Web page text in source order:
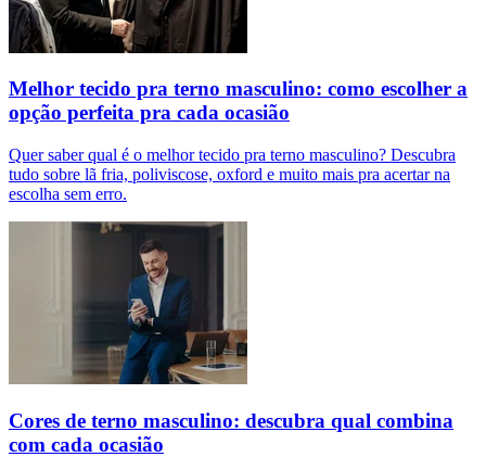
Melhor tecido pra terno masculino: como escolher a
opção perfeita pra cada ocasião
Quer saber qual é o melhor tecido pra terno masculino? Descubra
tudo sobre lã fria, poliviscose, oxford e muito mais pra acertar na
escolha sem erro.
Cores de terno masculino: descubra qual combina
com cada ocasião